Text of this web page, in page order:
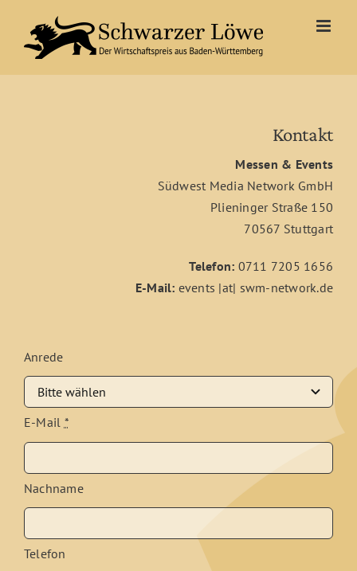
Inhalt
springen
Kontakt
Messen & Events
Südwest Media Network GmbH
Plieninger Straße 150
70567 Stuttgart
Telefon: 0711 7205 1656
E-Mail: events |at| swm-network.de
Anrede
E-Mail *
Nachname
Telefon